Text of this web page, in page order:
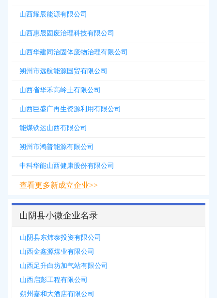
山西耀辰能源有限公司
山西惠晟固废治理科技有限公司
山西华建同治固体废物治理有限公司
朔州市远航能源国贸有限公司
山西省华禾高岭土有限公司
山西巨盛广再生资源利用有限公司
能煤铁运山西有限公司
朔州市鸿普能源有限公司
中科华能山西健康股份有限公司
查看更多新成立企业>>
山阴县小微企业名录
山阴县东炜泰投资有限公司
山西金鑫源煤业有限公司
山西足升白坊加气站有限公司
山西启彭工程有限公司
朔州嘉和大酒店有限公司